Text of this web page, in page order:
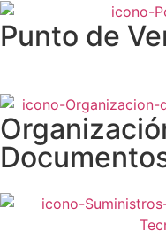
Punto de